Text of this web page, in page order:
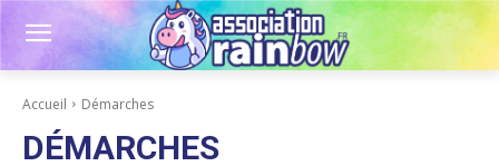
Accueil Démarches
DÉMARCHES